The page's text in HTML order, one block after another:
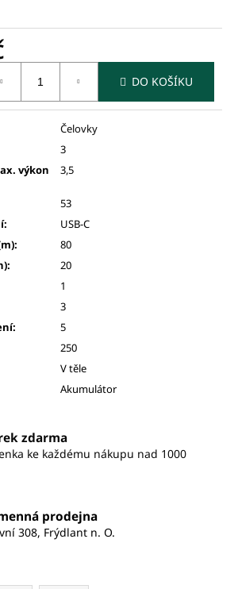
DO KOŠÍKU
Čelovky
3
výkon
3,5
53
:
USB-C
:
80
:
20
1
3
:
5
250
V těle
Akumulátor
zdarma
ke každému nákupu nad 1000
prodejna
308, Frýdlant n. O.